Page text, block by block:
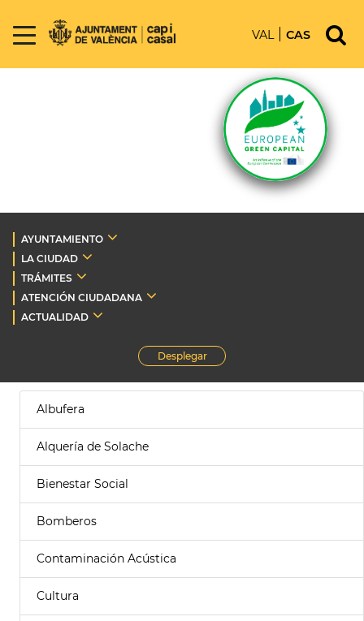
VAL CAS
AYUNTAMIENTO
LA CIUDAD
TRÁMITES
ATENCIÓN CIUDADANA
ACTUALIDAD
Desplegar
Albufera
Alquería de Solache
Bienestar Social
Bomberos
Contaminación Acústica
Cultura